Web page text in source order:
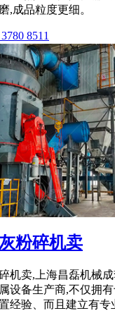
,成品粒度更细。
8511
粉碎机卖
机卖,上海昌磊机械
设备生产商,不仅拥
经验、而且建立有专